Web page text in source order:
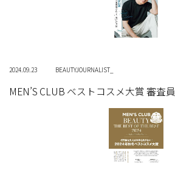
2024.09.23 BEAUTYJOURNALIST_
MEN’S CLUB ベストコスメ大賞 審査員